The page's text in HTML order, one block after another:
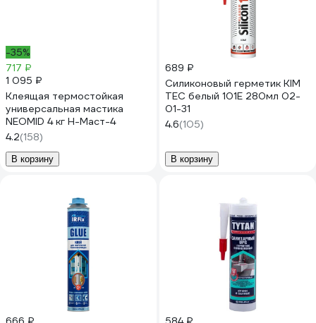
-35%
717 ₽
1 095 ₽
Клеящая термостойкая
универсальная мастика
NEOMID 4 кг Н-Маст-4
4.2(158)
В корзину
689 ₽
Силиконовый герметик KIM
TEC белый 101Е 280мл 02-
01-31
4.6(105)
В корзину